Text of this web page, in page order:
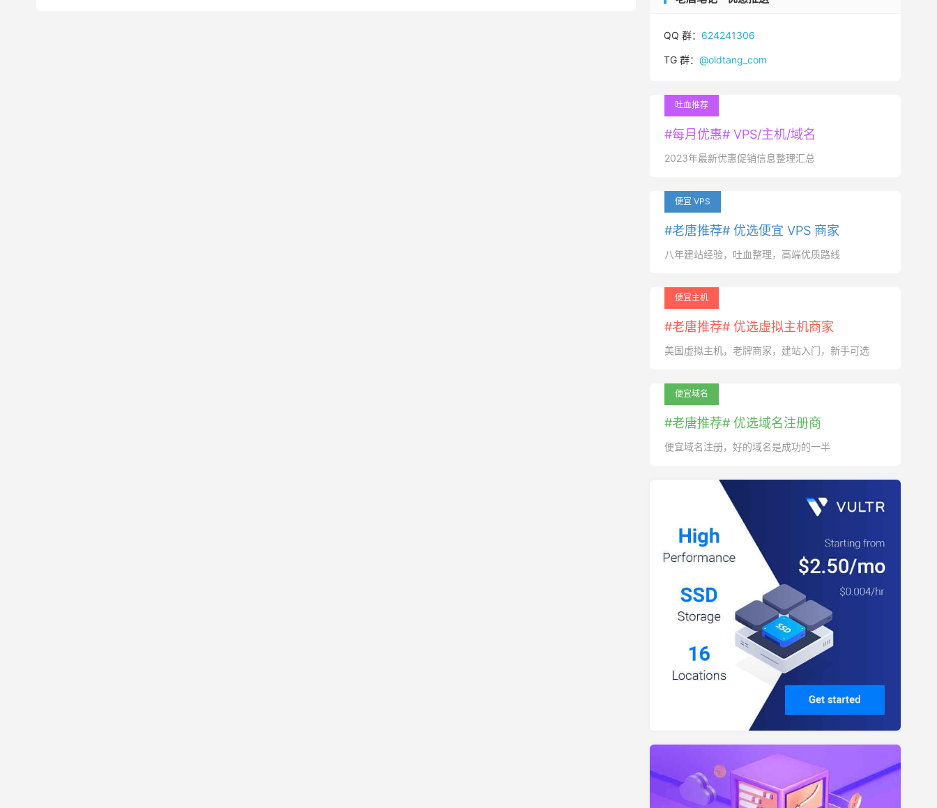
QQ 群： 624241306
TG 群： @oldtang_com
吐血推荐
#每月优惠# VPS/主机/域名
2023年最新优惠促销信息整理汇总
便宜 VPS
#老唐推荐# 优选便宜 VPS 商家
八年建站经验，吐血整理，高端优质路线
便宜主机
#老唐推荐# 优选虚拟主机商家
美国虚拟主机，老牌商家，建站入门，新手可选
便宜域名
#老唐推荐# 优选域名注册商
便宜域名注册，好的域名是成功的一半